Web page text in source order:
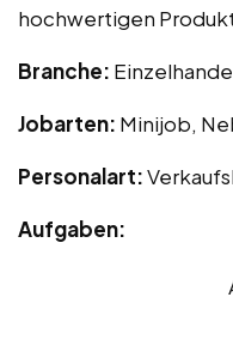
hochwertigen
Branche:
Jobarten: Minijob,
Personalart:
Aufgaben: